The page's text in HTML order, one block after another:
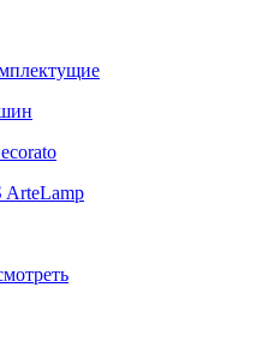
ArteLamp